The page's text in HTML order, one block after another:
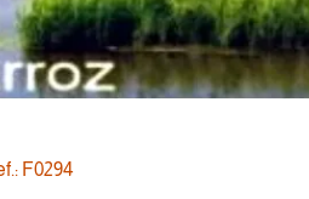
F0294